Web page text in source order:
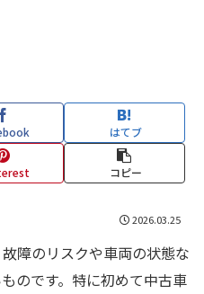
はてブ
コピー
2026.03.25
障のリスクや車両の状態な
のです。特に初めて中古車